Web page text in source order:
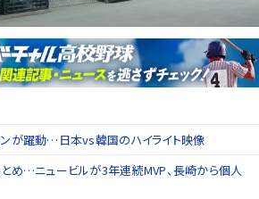
ンが躍動…日本vs韓国のハイライト映像
とめ…ニュービルが3年連続MVP、長崎から個人